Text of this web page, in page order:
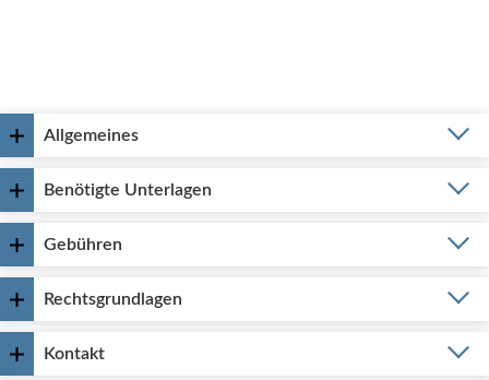
Allgemeines
Benötigte Unterlagen
Gebühren
Rechtsgrundlagen
Kontakt